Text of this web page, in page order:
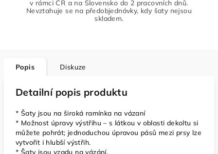
v rámci ČR a na Slovensko do 2 pracovních dnů.
Nevztahuje se na předobjednávky, kdy šaty nejsou
skladem.
Popis Diskuze
Detailní popis produktu
* Šaty jsou na široká ramínka na vázaní
* Možnost úpravy výstřihu – s látkou v oblasti dekoltu si
můžete pohrát; jednoduchou úpravou pásů mezi prsy lze
vytvořit i hlubší výstřih.
* Šaty jsou vzadu na vázání.